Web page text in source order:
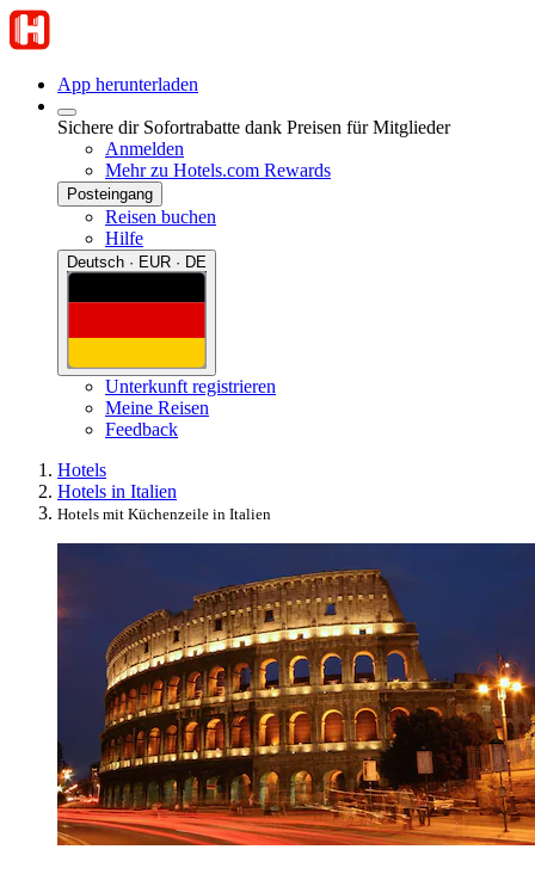
App herunterladen
Sichere dir Sofortrabatte dank Preisen für Mitglieder
Anmelden
Mehr zu Hotels.com Rewards
Posteingang
Reisen buchen
Hilfe
Deutsch · EUR · DE
Unterkunft registrieren
Meine Reisen
Feedback
Hotels
Hotels in Italien
Hotels mit Küchenzeile in Italien